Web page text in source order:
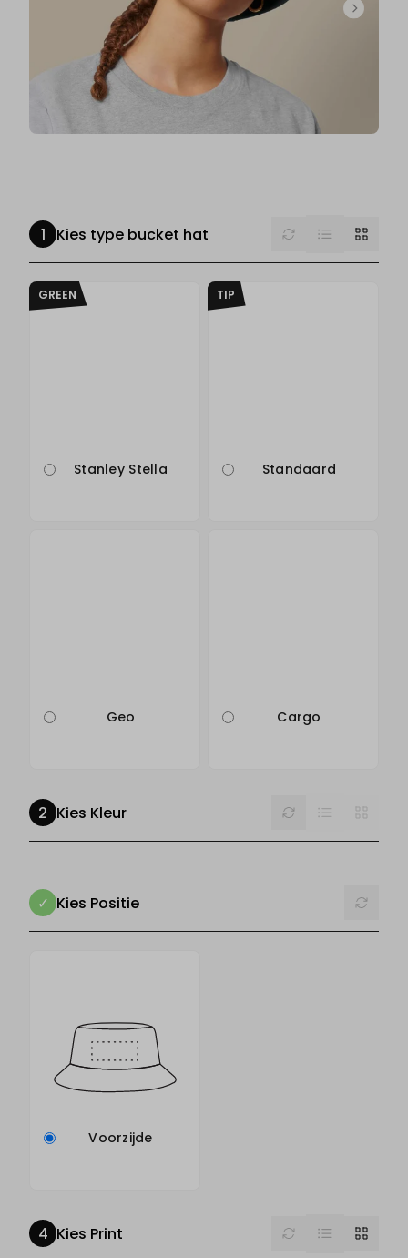
Kies type bucket hat Reset List Grid
GREEN
Stanley Stella
TIP
Standaard
Geo Cargo
Kies Kleur Reset List
Kies Positie Reset
Voorzijde
Kies Print Reset List Grid